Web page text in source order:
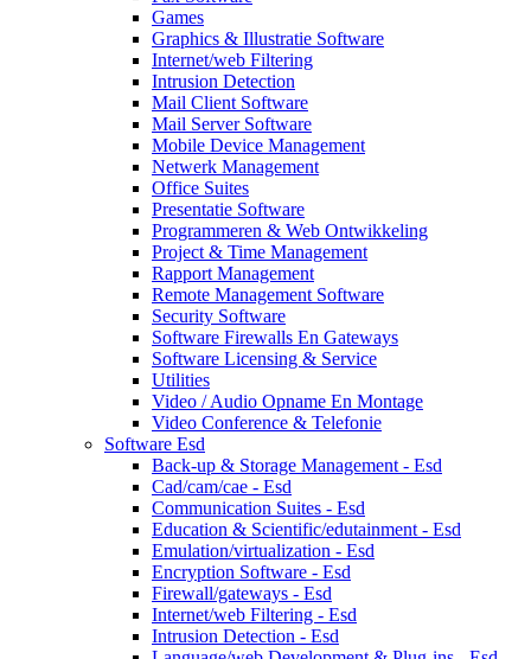
Games
Graphics & Illustratie Software
Internet/web Filtering
Intrusion Detection
Mail Client Software
Mail Server Software
Mobile Device Management
Netwerk Management
Office Suites
Presentatie Software
Programmeren & Web Ontwikkeling
Project & Time Management
Rapport Management
Remote Management Software
Security Software
Software Firewalls En Gateways
Software Licensing & Service
Utilities
Video / Audio Opname En Montage
Video Conference & Telefonie
Software Esd
Back-up & Storage Management - Esd
Cad/cam/cae - Esd
Communication Suites - Esd
Education & Scientific/edutainment - Esd
Emulation/virtualization - Esd
Encryption Software - Esd
Firewall/gateways - Esd
Internet/web Filtering - Esd
Intrusion Detection - Esd